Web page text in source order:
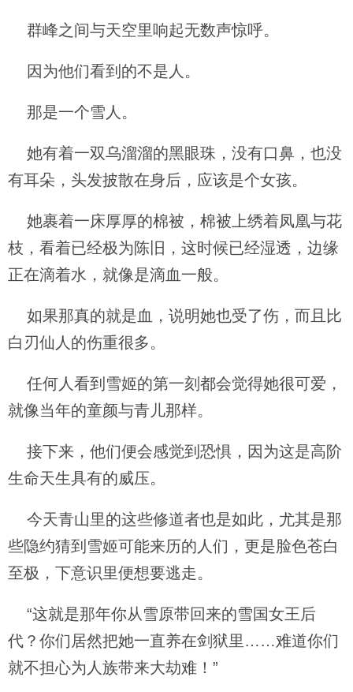
群峰之间与天空里响起无数声惊呼。
因为他们看到的不是人。
那是一个雪人。
她有着一双乌溜溜的黑眼珠，没有口鼻，也没
有耳朵，头发披散在身后，应该是个女孩。
她裹着一床厚厚的棉被，棉被上绣着凤凰与花
枝，看着已经极为陈旧，这时候已经湿透，边缘
正在滴着水，就像是滴血一般。
如果那真的就是血，说明她也受了伤，而且比
白刃仙人的伤重很多。
任何人看到雪姬的第一刻都会觉得她很可爱，
就像当年的童颜与青儿那样。
接下来，他们便会感觉到恐惧，因为这是高阶
生命天生具有的威压。
今天青山里的这些修道者也是如此，尤其是那
些隐约猜到雪姬可能来历的人们，更是脸色苍白
至极，下意识里便想要逃走。
“这就是那年你从雪原带回来的雪国女王后
代？你们居然把她一直养在剑狱里……难道你们
就不担心为人族带来大劫难！”